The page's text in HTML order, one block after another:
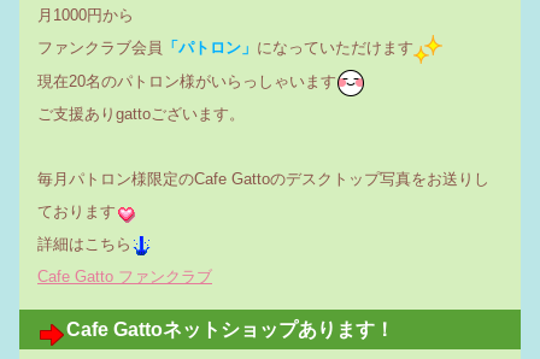
月1000円から
ファンクラブ会員 「パトロン」 になっていただけます
現在20名のパトロン様がいらっしゃいます
ご支援ありgattoございます。
毎月パトロン様限定のCafe Gattoのデスクトップ写真をお送りし
ております
詳細はこちら
Cafe Gatto ファンクラブ
Cafe Gattoネットショップあります！